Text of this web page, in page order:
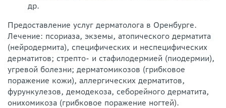
др.
Предоставление услуг дерматолога в Оренбурге.
Лечение: псориаза, экземы, атопического дерматита
(нейродермита), специфических и неспецифических
дерматитов; стрепто- и стафилодермией (пиодермии),
угревой болезни; дерматомикозов (грибковое
поражение кожи), аллергических дерматитов,
фурункулезов, демодекоза, себорейного дерматита,
онихомикоза (грибковое поражение ногтей).